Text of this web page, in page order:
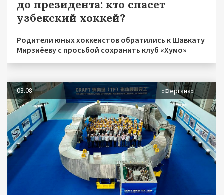
до президента: кто спасет
узбекский хоккей?
Родители юных хоккеистов обратились к Шавкату
Мирзиёеву с просьбой сохранить клуб «Хумо»
03.08 «Фергана»